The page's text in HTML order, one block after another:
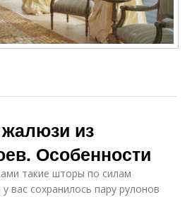
из
Особенности
такие шторы по силам
вас сохранилось пару рулонов